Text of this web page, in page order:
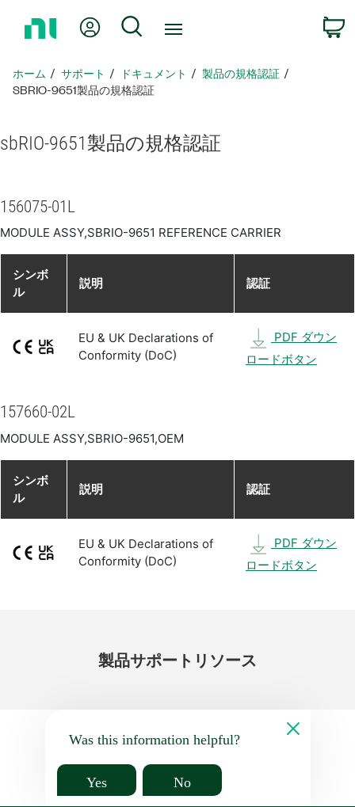
ペ
ー
戻
Myアカウント
検索
ホーム サポート ドキュメント
製品​の​規格​認証
SBRIO-9651製品​の​規格​認証
sbRIO-9651製品​の​規格​認証
156075-01L
MODULE ASSY,SBRIO-9651 REFERENCE CARRIER
シンボ
ル
説明 認証
EU & UK Declarations of
Conformity (DoC)
PDF ダウン
ロードボタン
157660-02L
MODULE ASSY,SBRIO-9651,OEM
シンボ
ル
説明 認証
EU & UK Declarations of
Conformity (DoC)
PDF ダウン
ロードボタン
製品サポート リソース
Was this information helpful?
Yes No